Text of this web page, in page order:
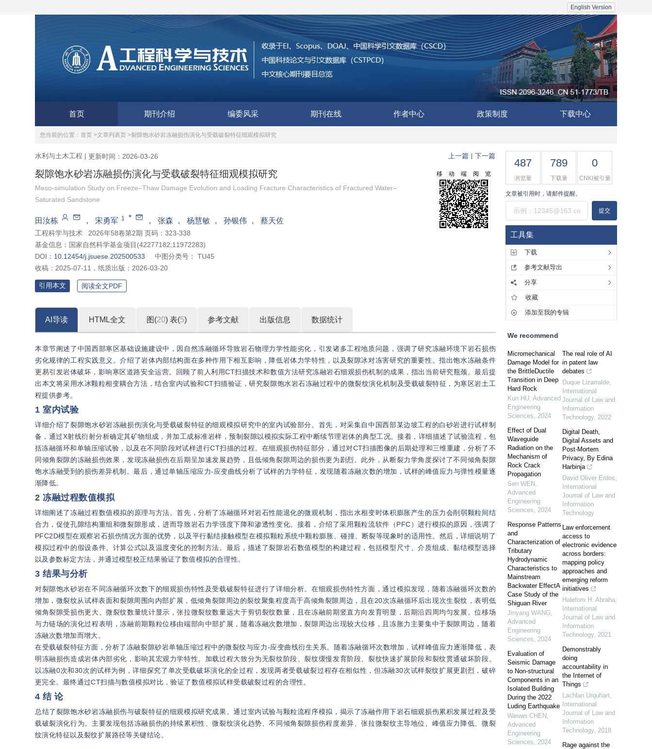
English Version
首页 期刊介绍 编委风采 期刊在线 作者中心 政策制度 下载中心
您当前的位置： 首页 >文章列表页 >裂隙饱水砂岩冻融损伤演化与受载破裂特征细观模拟研究
水利与土木工程 | 更新时间：2026-03-26 上一篇 下一篇
裂隙饱水砂岩冻融损伤演化与受载破裂特征细观模拟研究
Meso-simulation Study on Freeze‒Thaw Damage Evolution and Loading Fracture Characteristics of Fractured Water‒
Saturated Sandstone
田汝栋 ， 宋勇军 1 * ， 张森 ， 杨慧敏 ， 孙银伟 ， 蔡天佐
工程科学与技术
2026年58卷第2期 页码：323-338
基金信息： 国家自然科学基金项目(42277182;11972283)
DOI： 10.12454/j.jsuese.202500533 中图分类号：
TU45
收稿： 2025-07-11 ， 纸质出版： 2026-03-20
移动端阅览
引用本文 阅读全文PDF
AI导读 HTML全文 图(20) 表(5) 参考文献 出版信息 数据统计
本章节阐述了中国西部寒区基础设施建设中，因自然冻融循环导致岩石物理力学性能劣化，引发诸多工程地质问题，强调了研究冻融环境下岩石损伤
劣化规律的工程实践意义。介绍了岩体内部结构面在多种作用下相互影响，降低岩体力学特性，以及裂隙冰对冻害研究的重要性。指出饱水冻融条件
更易引发岩体破坏，影响寒区道路安全运营。回顾了前人利用CT扫描技术和数值方法研究冻融岩石细观损伤机制的成果，指出当前研究瓶颈。最后提
出本文将采用水冰颗粒相变耦合方法，结合室内试验和CT扫描验证，研究裂隙饱水岩石冻融过程中的微裂纹演化机制及受载破裂特征，为寒区岩土工
程提供参考。
1 室内试验
详细介绍了裂隙饱水砂岩冻融损伤演化与受载破裂特征的细观模拟研究中的室内试验部分。首先，对采集自中国西部某边坡工程的白砂岩进行试样制
备，通过X射线衍射分析确定其矿物组成，并加工成标准岩样，预制裂隙以模拟实际工程中断续节理岩体的典型工况。接着，详细描述了试验流程，包
括冻融循环和单轴压缩试验，以及在不同阶段对试样进行CT扫描的过程。在细观损伤特征部分，通过对CT扫描图像的后期处理和三维重建，分析了不
同倾角裂隙的冻融损伤效果，发现冻融损伤在后期呈加速发展趋势，且低倾角裂隙周边的损伤更为剧烈。此外，从断裂力学角度探讨了不同倾角裂隙
饱水冻融受到的损伤差异机制。最后，通过单轴压缩应力-应变曲线分析了试样的力学特征，发现随着冻融次数的增加，试样的峰值应力与弹性模量逐
渐降低。
2 冻融过程数值模拟
详细阐述了冻融过程数值模拟的原理与方法。首先，分析了冻融循环对岩石性能退化的微观机制，指出水相变时体积膨胀产生的压力会削弱颗粒间结
合力，促使孔隙结构重组和微裂隙形成，进而导致岩石力学强度下降和渗透性变化。接着，介绍了采用颗粒流软件（PFC）进行模拟的原因，强调了
PFC2D模型在观察岩石损伤情况方面的优势，以及平行黏结接触模型在模拟颗粒系统中颗粒膨胀、碰撞、断裂等现象时的适用性。然后，详细说明了
模拟过程中的假设条件、计算公式以及温度变化的控制方法。最后，描述了裂隙岩石数值模型的构建过程，包括模型尺寸、介质组成、黏结模型选择
以及参数标定方法，并通过模型校正结果验证了数值模拟的合理性。
3 结果与分析
对裂隙饱水砂岩在不同冻融循环次数下的细观损伤特性及受载破裂特征进行了详细分析。在细观损伤特性方面，通过模拟发现，随着冻融循环次数的
增加，微裂纹从试样表面和裂隙周围向内部扩展，低倾角裂隙周边的裂纹聚集程度高于高倾角裂隙周边，且在20次冻融循环后出现次生裂纹，表明低
倾角裂隙受损伤更大。微裂纹数量统计显示，张拉微裂纹数量远大于剪切裂纹数量，且在冻融前期竖直方向发育明显，后期沿四周均匀发展。位移场
与力链场的演化过程表明，冻融前期颗粒位移由端部向中部扩展，随着冻融次数增加，裂隙周边出现较大位移，且冻胀力主要集中于裂隙周边，随着
冻融次数增加而增大。
在受载破裂特征方面，分析了冻融裂隙砂岩单轴压缩过程中的微裂纹与应力-应变曲线衍生关系。随着冻融循环次数增加，试样峰值应力逐渐降低，表
明冻融损伤造成岩体内部劣化，影响其宏观力学特性。加载过程大致分为无裂纹阶段、裂纹缓慢发育阶段、裂纹快速扩展阶段和裂纹贯通破坏阶段。
以冻融0次和30次的试样为例，详细探究了单次受载破坏演化的全过程，发现两者受载破裂过程存在相似性，但冻融30次试样裂纹扩展更剧烈，破碎
更完全。最终通过CT扫描与数值模拟对比，验证了数值模拟试样受载破裂过程的合理性。
4 结 论
总结了裂隙饱水砂岩冻融损伤与破裂特征的细观模拟研究成果。通过室内试验与颗粒流程序模拟，揭示了冻融作用下岩石细观损伤累积发展过程及受
载破裂演化行为。主要发现包括冻融损伤的持续累积性、微裂纹演化趋势、不同倾角裂隙损伤程度差异、张拉微裂纹主导地位、峰值应力降低、微裂
纹演化特征以及裂纹扩展路径等关键结论。
487
浏览量
789
下载量
0
CNKI被引量
文章被引用时，请邮件提醒。
提交
工具集
下载
参考文献导出
分享
收藏
添加至我的专辑
We recommend
Micromechanical
Damage Model for
the BrittleDuctile
Transition in Deep
Hard Rock
Kun HU, Advanced
Engineering
Sciences, 2024
Effect of Dual
Waveguide
Radiation on the
Mechanism of
Rock Crack
Propagation
Sen WEN ,
Advanced
Engineering
Sciences, 2024
Response Patterns
and
Characterization of
Tributary
Hydrodynamic
Characteristics to
Mainstream
Backwater EffectA
Case Study of the
Shiguan River
Jinyang WANG,
Advanced
Engineering
Sciences, 2024
Evaluation of
Seismic Damage
to Non-structural
Components in an
Isolated Building
During the 2022
Luding Earthquake
Weiwei CHEN ,
Advanced
Engineering
Sciences, 2024
The real role of AI
in patent law
debates
Duque Lizarralde,
International
Journal of Law and
Information
Technology, 2022
Digital Death,
Digital Assets and
Post-Mortem
Privacy, By Edina
Harbinja
David Oliver Erdos,
International
Journal of Law and
Information
Technology
Law enforcement
access to
electronic evidence
across borders:
mapping policy
approaches and
emerging reform
initiatives
Halefom H. Abraha,
International
Journal of Law and
Information
Technology, 2021
Demonstrably
doing
accountability in
the Internet of
Things
Lachlan Urquhart,
International
Journal of Law and
Information
Technology, 2018
Rage against the